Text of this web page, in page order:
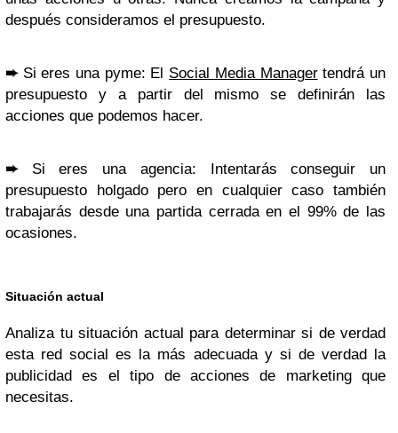
después consideramos el presupuesto.
➨Si eres una pyme: El Social Media Managertendrá un
presupuesto y a partir del mismo se definirán las
acciones que podemos hacer.
➨Si eres una agencia: Intentarás conseguir un
presupuesto holgado pero en cualquier caso también
trabajarás desde una partida cerrada en el 99% de las
ocasiones.
Situación actual
Analiza tu situación actual para determinar si de verdad
esta red social es la más adecuada y si de verdad la
publicidad es el tipo de acciones de marketing que
necesitas.